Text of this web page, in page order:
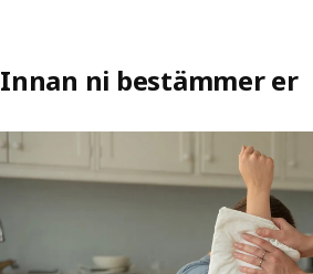
Innan ni bestämmer er